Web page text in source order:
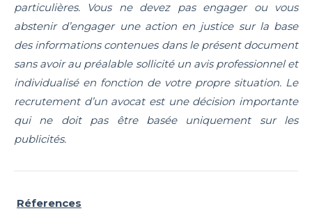
particulières. Vous ne devez pas engager ou vous
abstenir d’engager une action en justice sur la base
des informations contenues dans le présent document
sans avoir au préalable sollicité un avis professionnel et
individualisé en fonction de votre propre situation. Le
recrutement d’un avocat est une décision importante
qui ne doit pas être basée uniquement sur les
publicités.
Réferences